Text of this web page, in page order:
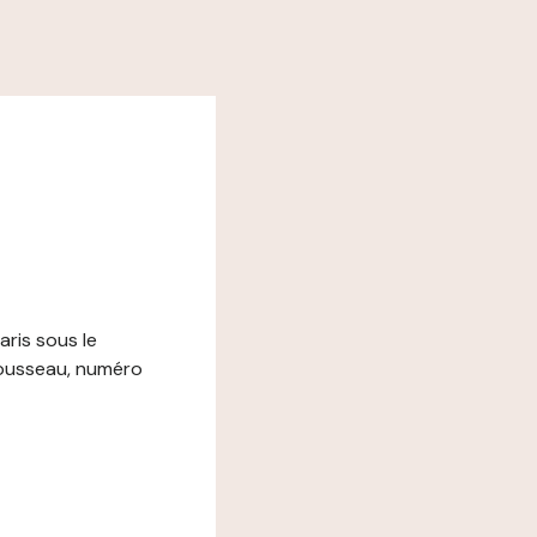
sous le
numéro